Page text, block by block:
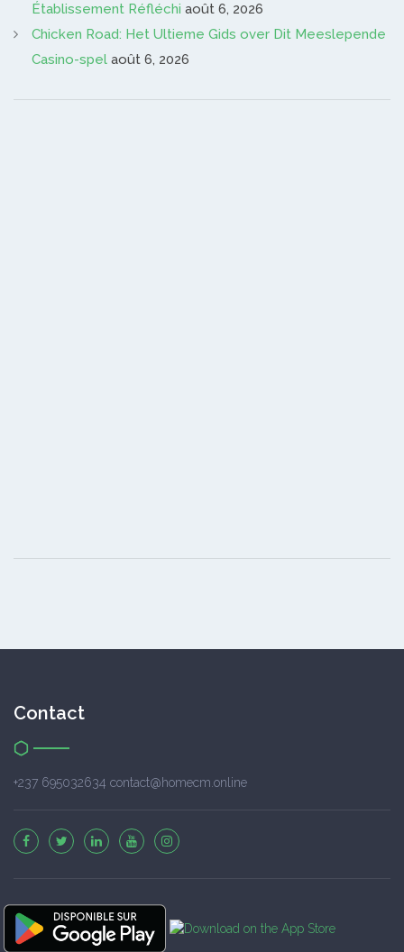
Établissement Réfléchi août 6, 2026
Chicken Road: Het Ultieme Gids over Dit Meeslepende
Casino-spel août 6, 2026
Contact
+237 695032634 contact@homecm.online